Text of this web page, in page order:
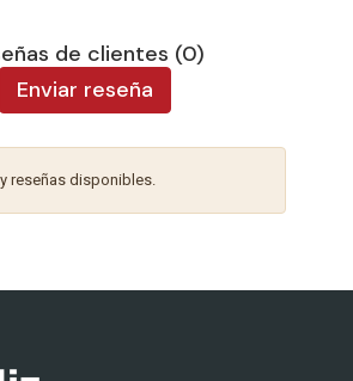
de clientes (0)
Enviar reseña
reseñas disponibles.